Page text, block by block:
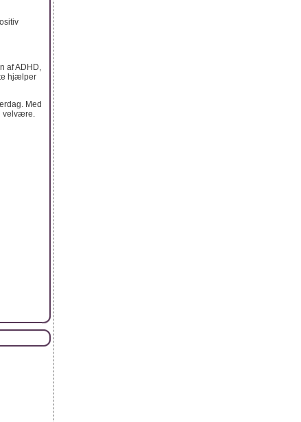
af ADHD,
hjælper
Med
velvære.